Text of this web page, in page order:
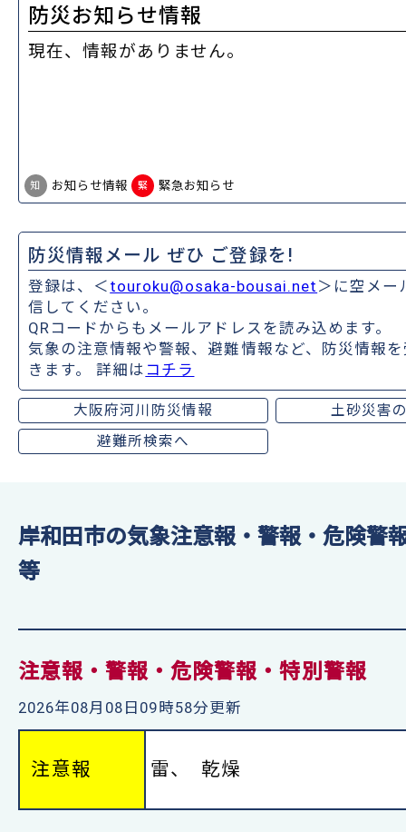
防災お知らせ情報
現在、情報がありません。
知 お知らせ情報 緊 緊急お知らせ
防災情報メール ぜひ ご登録を!
登録は、＜ touroku@osaka-bousai.net ＞に空メー
信してください。
QRコードからもメールアドレスを読み込めます。
気象の注意情報や警報、避難情報など、防災情報
きます。 詳細は コチラ
大阪府河川防災情報
土砂災害
避難所検索へ
岸和田市の気象注意報・警報・危険警
等
注意報・警報・危険警報・特別警報
2026年08月08日09時58分更新
注意報 雷、 乾燥